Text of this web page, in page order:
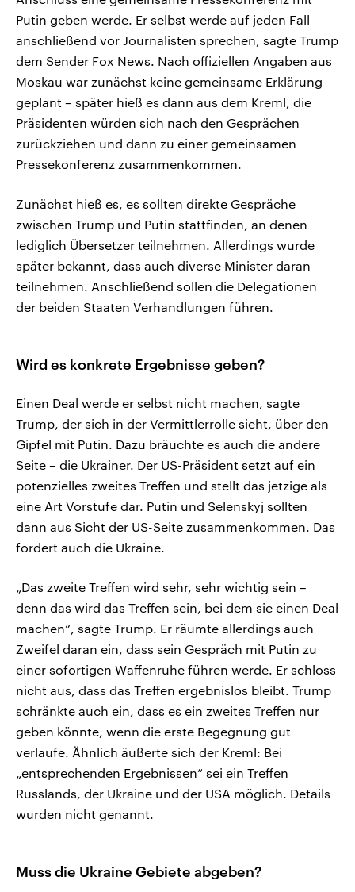
Putin geben werde. Er selbst werde auf jeden Fall
anschließend vor Journalisten sprechen, sagte Trump
dem Sender Fox News. Nach offiziellen Angaben aus
Moskau war zunächst keine gemeinsame Erklärung
geplant – später hieß es dann aus dem Kreml, die
Präsidenten würden sich nach den Gesprächen
zurückziehen und dann zu einer gemeinsamen
Pressekonferenz zusammenkommen.
Zunächst hieß es, es sollten direkte Gespräche
zwischen Trump und Putin stattfinden, an denen
lediglich Übersetzer teilnehmen. Allerdings wurde
später bekannt, dass auch diverse Minister daran
teilnehmen. Anschließend sollen die Delegationen
der beiden Staaten Verhandlungen führen.
Wird es konkrete Ergebnisse geben?
Einen Deal werde er selbst nicht machen, sagte
Trump, der sich in der Vermittlerrolle sieht, über den
Gipfel mit Putin. Dazu bräuchte es auch die andere
Seite – die Ukrainer. Der US-Präsident setzt auf ein
potenzielles zweites Treffen und stellt das jetzige als
eine Art Vorstufe dar. Putin und Selenskyj sollten
dann aus Sicht der US-Seite zusammenkommen. Das
fordert auch die Ukraine.
„Das zweite Treffen wird sehr, sehr wichtig sein –
denn das wird das Treffen sein, bei dem sie einen Deal
machen“, sagte Trump. Er räumte allerdings auch
Zweifel daran ein, dass sein Gespräch mit Putin zu
einer sofortigen Waffenruhe führen werde. Er schloss
nicht aus, dass das Treffen ergebnislos bleibt. Trump
schränkte auch ein, dass es ein zweites Treffen nur
geben könnte, wenn die erste Begegnung gut
verlaufe. Ähnlich äußerte sich der Kreml: Bei
„entsprechenden Ergebnissen“ sei ein Treffen
Russlands, der Ukraine und der USA möglich. Details
wurden nicht genannt.
Muss die Ukraine Gebiete abgeben?